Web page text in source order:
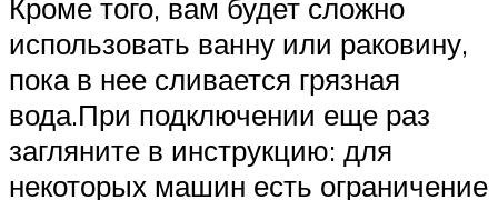
Кроме того, вам будет сложно
использовать ванну или раковину,
пока в нее сливается грязная
вода.При подключении еще раз
загляните в инструкцию: для
некоторых машин есть ограничение